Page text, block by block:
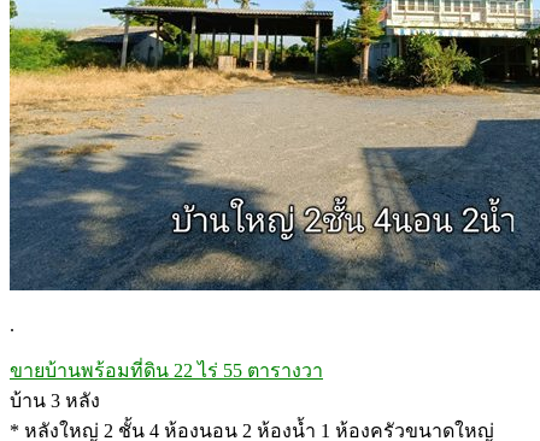
.
ขายบ้านพร้อมที่ดิน 22 ไร่ 55 ตารางวา
บ้าน 3 หลัง
* หลังใหญ่ 2 ชั้น 4 ห้องนอน 2 ห้องน้ำ 1 ห้องครัวขนาดใหญ่